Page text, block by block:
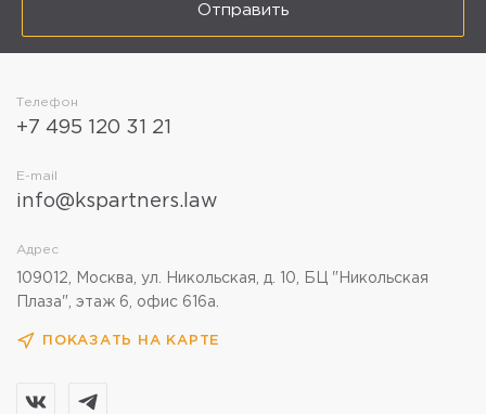
Отправить
Телефон
+7 495 120 31 21
E-mail
info@kspartners.law
Адрес
109012, Москва, ул. Никольская, д. 10, БЦ "Никольская
Плаза", этаж 6, офис 616а.
ПОКАЗАТЬ НА КАРТЕ